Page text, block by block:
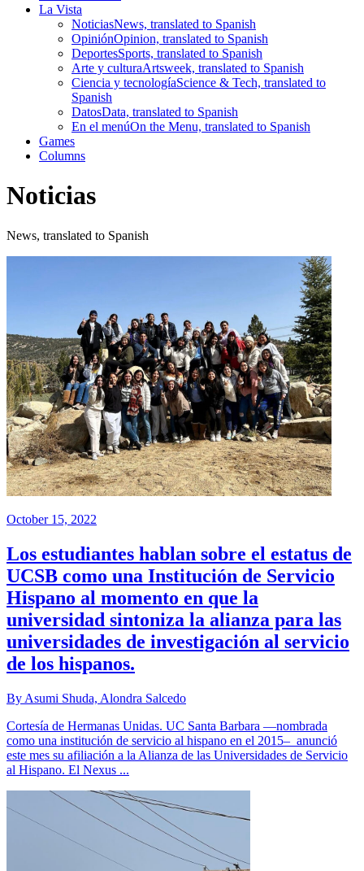
La Vista
NoticiasNews, translated to Spanish
OpiniónOpinion, translated to Spanish
DeportesSports, translated to Spanish
Arte y culturaArtsweek, translated to Spanish
Ciencia y tecnologíaScience & Tech, translated to
Spanish
DatosData, translated to Spanish
En el menúOn the Menu, translated to Spanish
Games
Columns
Noticias
News, translated to Spanish
October 15, 2022
Los estudiantes hablan sobre el estatus de
UCSB como una Institución de Servicio
Hispano al momento en que la
universidad sintoniza la alianza para las
universidades de investigación al servicio
de los hispanos.
By Asumi Shuda, Alondra Salcedo
Cortesía de Hermanas Unidas. UC Santa Barbara —nombrada
como una institución de servicio al hispano en el 2015– anunció
este mes su afiliación a la Alianza de las Universidades de Servicio
al Hispano. El Nexus ...